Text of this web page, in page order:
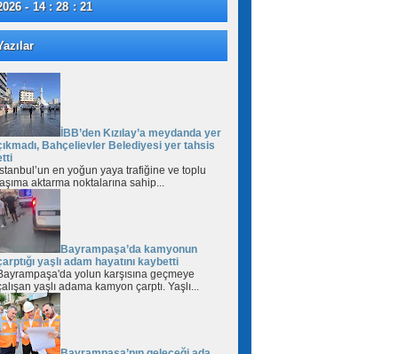
- 14 : 28 : 22
İBB’den Kızılay’a meydanda yer
Bahçelievler Belediyesi yer tahsis
en yoğun yaya trafiğine ve toplu
aktarma noktalarına sahip...
Bayrampaşa’da kamyonun
yaşlı adam hayatını kaybetti
yolun karşısına geçmeye
yaşlı adama kamyon çarptı. Yaşlı...